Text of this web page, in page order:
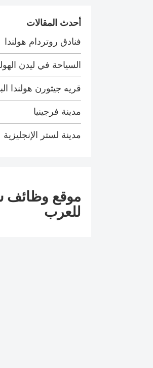
أحدث المقالات
فنادق روتردام هولندا
السياحة في ليدن
قريه جيثورن هولندا
مدينة فرجينيا
مدينة لستر الإنجليزية
موقع وظائف
للعرب